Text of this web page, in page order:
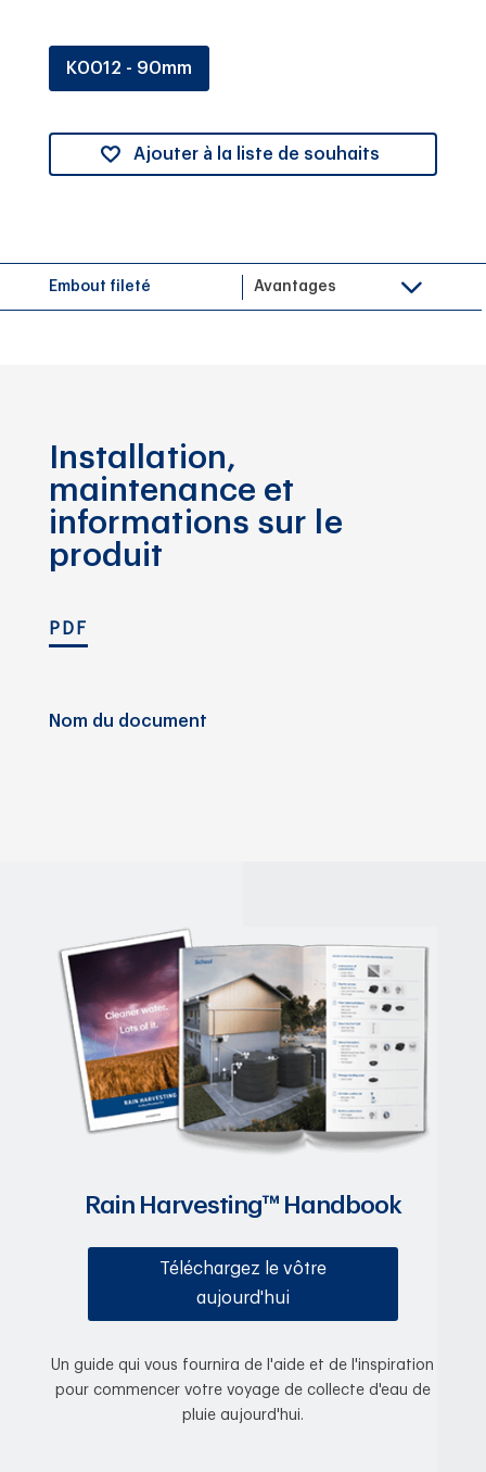
K0012 - 90mm
Ajouter à la liste de souhaits
Embout fileté Avantages
Installation,
maintenance et
informations sur le
produit
PDF
Nom du document
Rain Harvesting™ Handbook
Téléchargez le vôtre
aujourd'hui
Un guide qui vous fournira de l'aide et de l'inspiration
pour commencer votre voyage de collecte d'eau de
pluie aujourd'hui.